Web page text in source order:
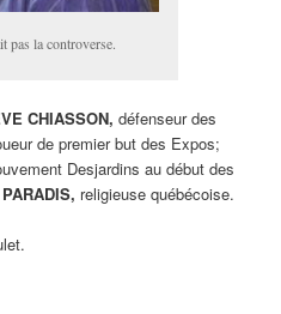
pas la controverse.
CHIASSON, défenseur des
de premier but des Expos;
Desjardins au début des
religieuse québécoise.